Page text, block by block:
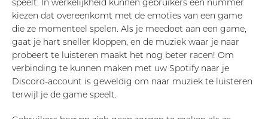
speelt. In werkelijkheid kunnen gebruikers een nummer
kiezen dat overeenkomt met de emoties van een game
die ze momenteel spelen. Als je meedoet aan een game,
gaat je hart sneller kloppen, en de muziek waar je naar
probeert te luisteren maakt het nog beter racen! Om
verbinding te kunnen maken met uw Spotify naar je
Discord-account is geweldig om naar muziek te luisteren
terwijl je de game speelt.